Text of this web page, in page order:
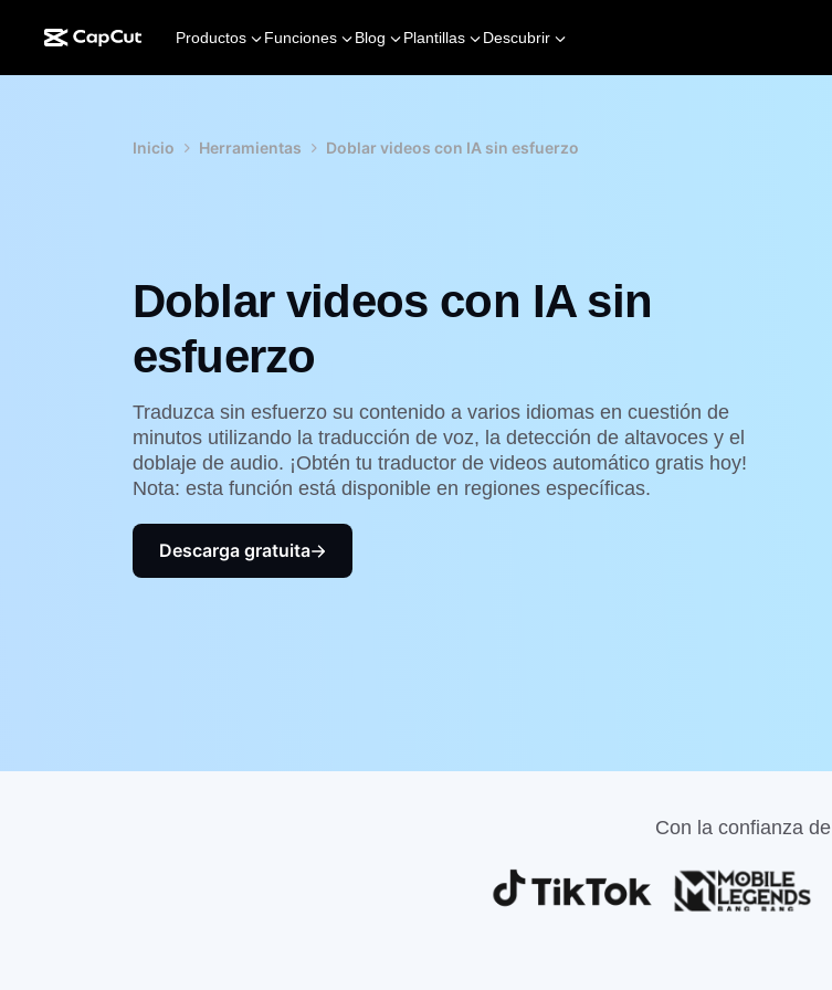
Productos Funciones Blog Plantillas Descubrir
Inicio Herramientas Doblar videos con IA sin esfuerzo
Doblar videos con IA sin
esfuerzo
Traduzca sin esfuerzo su contenido a varios idiomas en cuestión de
minutos utilizando la traducción de voz, la detección de altavoces y el
doblaje de audio. ¡Obtén tu traductor de videos automático gratis hoy!
Nota: esta función está disponible en regiones específicas.
Descarga gratuita
Con la confianza de